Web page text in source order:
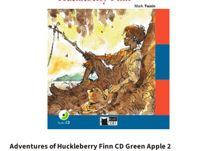
Adventures of Huckleberry Finn CD Green Apple 2